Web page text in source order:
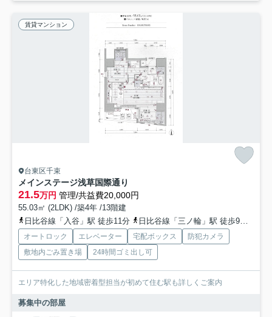
賃貸マンション
台東区千束
メインステージ浅草国際通り
21.5万円 管理/共益費20,000円
55.03㎡ (2LDK) /築4年 /13階建
日比谷線「入谷」駅 徒歩11分
日比谷線「三ノ輪」駅 徒歩9分
オートロック エレベーター 宅配ボックス
防犯カメラ
敷地内ごみ置き場
24時間ゴミ出し可
エリア特化した地域密着型担当が初めて住む駅も詳しくご案内
募集中の部屋